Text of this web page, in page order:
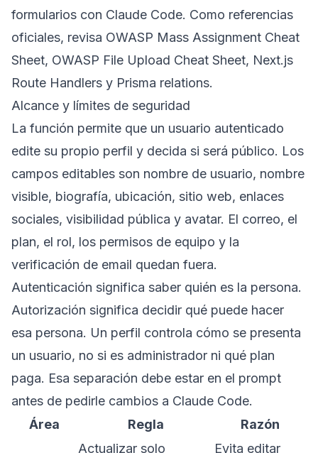
formularios con Claude Code. Como referencias
oficiales, revisa OWASP Mass Assignment Cheat
Sheet, OWASP File Upload Cheat Sheet, Next.js
Route Handlers y Prisma relations.
Alcance y límites de seguridad
La función permite que un usuario autenticado
edite su propio perfil y decida si será público. Los
campos editables son nombre de usuario, nombre
visible, biografía, ubicación, sitio web, enlaces
sociales, visibilidad pública y avatar. El correo, el
plan, el rol, los permisos de equipo y la
verificación de email quedan fuera.
Autenticación significa saber quién es la persona.
Autorización significa decidir qué puede hacer
esa persona. Un perfil controla cómo se presenta
un usuario, no si es administrador ni qué plan
paga. Esa separación debe estar en el prompt
antes de pedirle cambios a Claude Code.
Área
Regla Razón
Actualizar solo
Evita editar